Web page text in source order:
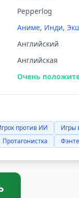
Pepperlog
Аниме, Инди,
Английский
Английская
Очень
против ИИ Игры
Протагонистка